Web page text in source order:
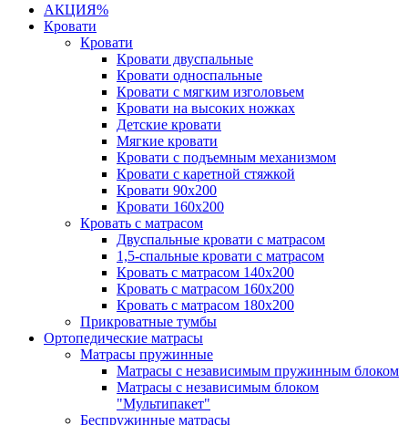
АКЦИЯ%
Кровати
Кровати
Кровати двуспальные
Кровати односпальные
Кровати с мягким изголовьем
Кровати на высоких ножках
Детские кровати
Мягкие кровати
Кровати с подъемным механизмом
Кровати с каретной стяжкой
Кровати 90х200
Кровати 160х200
Кровать с матрасом
Двуспальные кровати с матрасом
1,5-спальные кровати с матрасом
Кровать с матрасом 140х200
Кровать с матрасом 160х200
Кровать с матрасом 180х200
Прикроватные тумбы
Ортопедические матрасы
Матрасы пружинные
Матрасы с независимым пружинным блоком
Матрасы с независимым блоком
"Мультипакет"
Беспружинные матрасы